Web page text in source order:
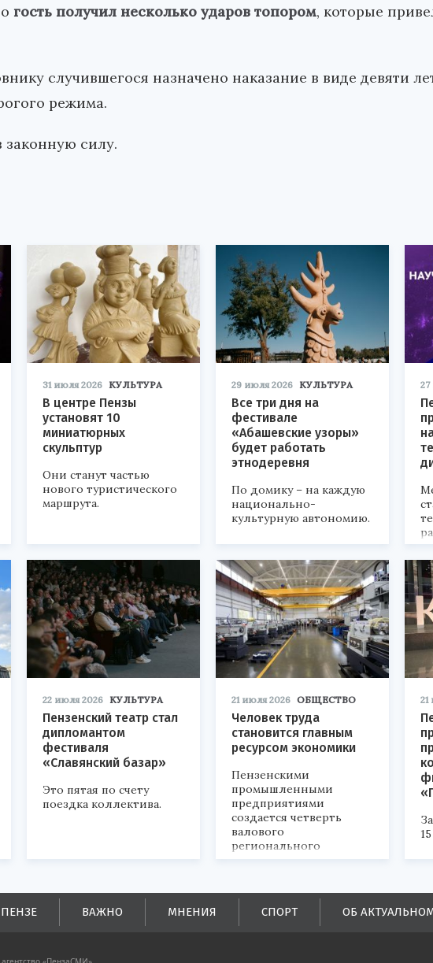
гость получил несколько ударов топором, которые
случившегося назначено наказание в виде девяти
режима.
законную силу.
31 июля 2026 КУЛЬТУРА
В центре Пензы
установят 10
миниатюрных
скульптур
Они станут частью
нового туристического
маршрута.
29 июля 2026 КУЛЬТУРА
Все три дня на
фестивале
«Абашевские узоры»
будет работать
этнодеревня
По домику – на каждую
национально-
культурную автономию.
22 июля 2026 КУЛЬТУРА
Пензенский театр стал
дипломантом
фестиваля
«Славянский базар»
Это пятая по счету
поездка коллектива.
21 июля 2026 ОБЩЕСТВО
Человек труда
становится главным
ресурсом экономики
Пензенскими
промышленными
предприятиями
создается четверть
валового
регионального
продукта и
поступлений в
бюджеты всех уровней.
21
ВАЖНО МНЕНИЯ СПОРТ ОБ